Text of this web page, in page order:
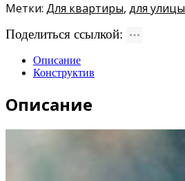
Метки: Для квартиры, для улицы
Поделиться ссылкой:
Описание
Конструктив
Описание